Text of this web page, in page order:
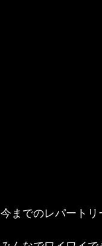
今までのレパート